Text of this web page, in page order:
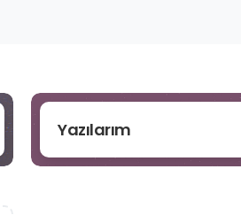
Yazılarım